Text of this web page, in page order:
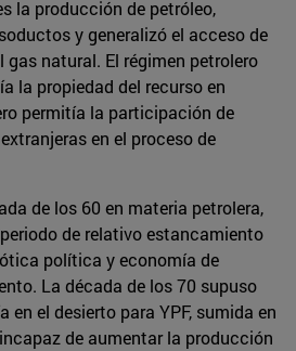
la producción de petróleo,
y generalizó el acceso de
gas natural. El régimen petrolero
la propiedad del recurso en
permitía la participación de
en el proceso de
de los 60 en materia petrolera,
de relativo estancamiento
política y economía de
La década de los 70 supuso
en el desierto para YPF, sumida en
de aumentar la producción